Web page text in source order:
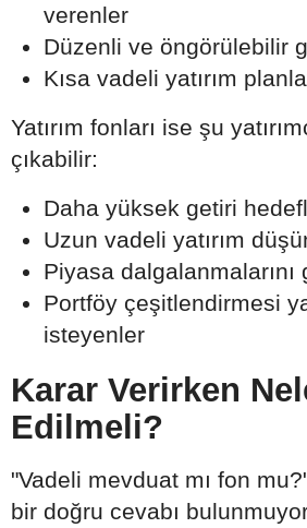
verenler
Düzenli ve öngörülebilir
Kısa vadeli yatırım
Yatırım fonları ise şu
çıkabilir:
Daha yüksek getiri
Uzun vadeli yatırım
Piyasa
Portföy çeşitlendirmesi
isteyenler
Karar Verirken
Edilmeli?
"Vadeli mevduat mı fon
bir doğru cevabı